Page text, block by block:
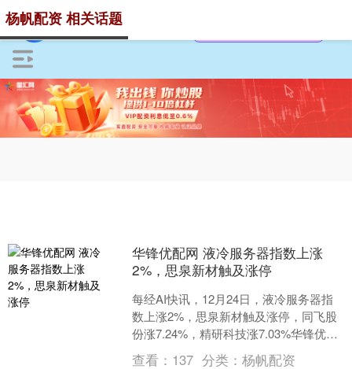
杨帆配资 相关话题
华锋优配网 液冷服务器指数上涨
2%，思泉新材触及涨停
每经AI快讯，12月24日，液冷服务器指
数上涨2%，思泉新材触及涨停，同飞股
份涨7.24%，精研科技涨7.03%华锋优配
网，英特科技涨5.31%，英维克涨5.1....
查看： 137 分类：杨帆配资